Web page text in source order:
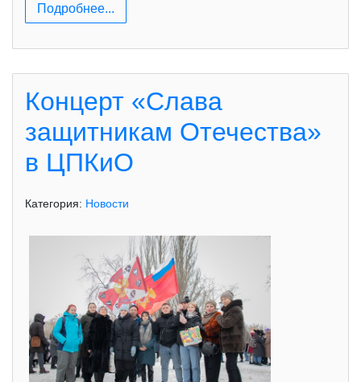
Подробнее...
Концерт «Слава
защитникам Отечества»
в ЦПКиО
Категория: Новости